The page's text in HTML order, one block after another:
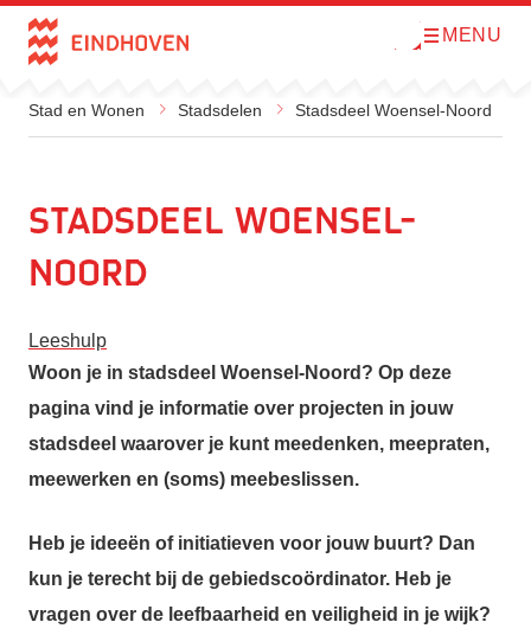
Direct naar de inhoud
O
m
MENU
Stad en Wonen Stadsdelen Stadsdeel Woensel-Noord
Stadsdeel Woensel-
Noord
Leeshulp
Woon je in stadsdeel Woensel-Noord? Op deze
pagina vind je informatie over projecten in jouw
stadsdeel waarover je kunt meedenken, meepraten,
meewerken en (soms) meebeslissen.
Heb je ideeën of initiatieven voor jouw buurt? Dan
kun je terecht bij de gebiedscoördinator. Heb je
vragen over de leefbaarheid en veiligheid in je wijk?